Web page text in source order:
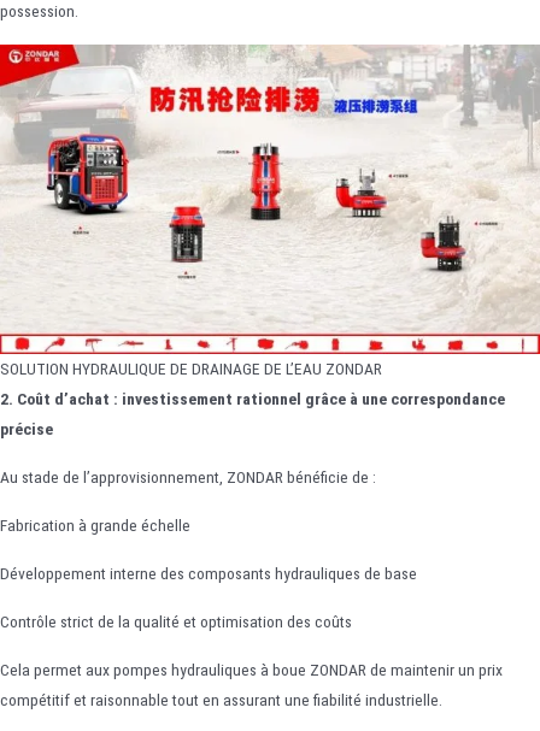
possession.
SOLUTION HYDRAULIQUE DE DRAINAGE DE L’EAU ZONDAR
2. Coût d’achat : investissement rationnel grâce à une correspondance
précise
Au stade de l’approvisionnement, ZONDAR bénéficie de :
Fabrication à grande échelle
Développement interne des composants hydrauliques de base
Contrôle strict de la qualité et optimisation des coûts
Cela permet aux pompes hydrauliques à boue ZONDAR de maintenir un prix
compétitif et raisonnable tout en assurant une fiabilité industrielle.